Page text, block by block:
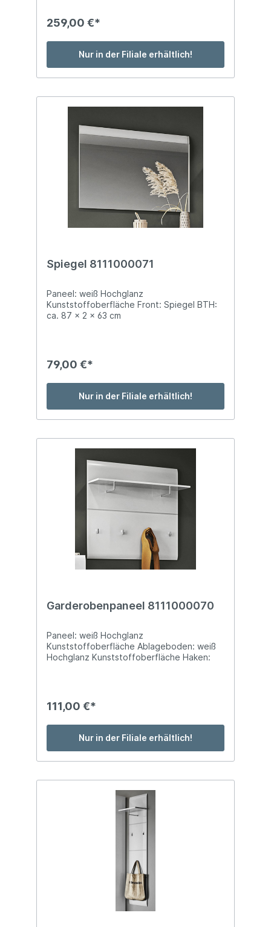
259,00 €*
Nur in der Filiale erhältlich!
Spiegel 8111000071
Paneel: weiß Hochglanz
Kunststoffoberfläche Front: Spiegel BTH:
ca. 87 x 2 x 63 cm
79,00 €*
Nur in der Filiale erhältlich!
Garderobenpaneel 8111000070
Paneel: weiß Hochglanz
Kunststoffoberfläche Ablageboden: weiß
Hochglanz Kunststoffoberfläche Haken:
111,00 €*
Nur in der Filiale erhältlich!